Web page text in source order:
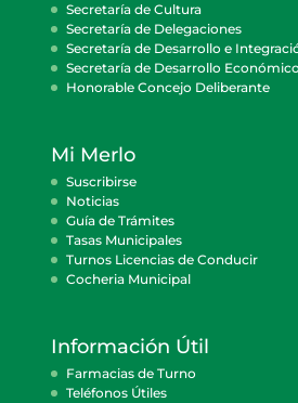
Secretaría de Cultura
Secretaría de Delegaciones
Secretaría de Desarrollo e
Secretaría de Desarrollo
Honorable Concejo Deliberante
Mi Merlo
Suscribirse
Noticias
Guía de Trámites
Tasas Municipales
Turnos Licencias de Conducir
Cocheria Municipal
Información Útil
Farmacias de Turno
Teléfonos Útiles